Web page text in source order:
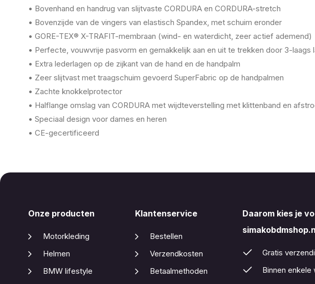
• Bovenhand en handrug van slijtvaste CORDURA en CORDURA-stretch
• Bovenzijde van de vingers van elastisch Spandex, met schuim eronder
• GORE-TEX® X-TRAFIT-membraan (wind- en waterdicht, zeer actief ademend)
• Perfecte, vouwvrije pasvorm en gemakkelijk aan en uit te trekken door 3-laags
• Extra lederlagen op de zijkant van de hand en de handpalm
• Zeer slijtvast met traagschuim gevoerd SuperFabric op de handpalmen
• Zachte knokkelprotector
• Halflange omslag van CORDURA met wijdteverstelling met klittenband en
• Speciaal design voor dames en heren
• CE-gecertificeerd
Onze producten
Motorkleding
Helmen
BMW lifestyle
Klantenservice
Bestellen
Verzendkosten
Betaalmethoden
Daarom kies je
Gratis
Binnen